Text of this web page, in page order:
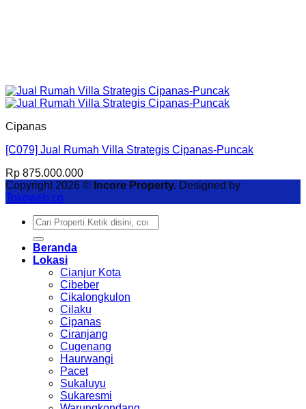
Cipanas
[C079] Jual Rumah Villa Strategis Cipanas-Puncak
Rp 875.000.000
Copyright 2026 © Incore Property. Designed by
Tokoweb.co
Pencarian
untuk:
Beranda
Lokasi
Cianjur Kota
Cibeber
Cikalongkulon
Cilaku
Cipanas
Ciranjang
Cugenang
Haurwangi
Pacet
Sukaluyu
Sukaresmi